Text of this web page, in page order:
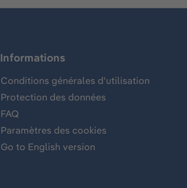
Informations
Conditions générales d'utilisation
Protection des données
FAQ
Paramètres des cookies
Go to English version